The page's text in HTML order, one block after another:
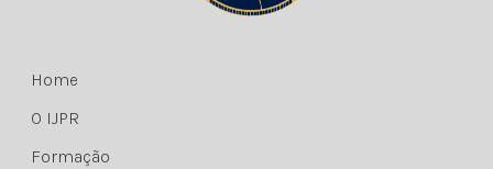
Home
O IJPR
Formação